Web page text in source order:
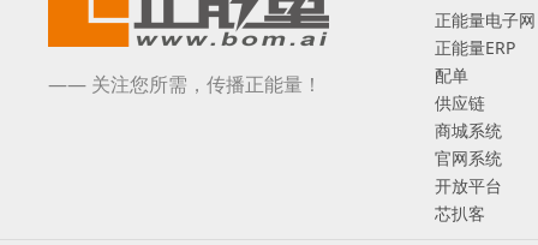
—— 关注您所需，传播正能量！
正能量电子网
正能量ERP
配单
供应链
商城系统
官网系统
开放平台
芯扒客